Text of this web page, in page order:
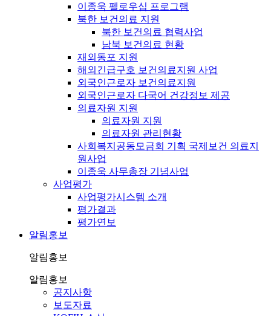
이종욱 펠로우십 프로그램
북한 보건의료 지원
북한 보건의료 협력사업
남북 보건의료 현황
재외동포 지원
해외긴급구호 보건의료지원 사업
외국인근로자 보건의료지원
외국인근로자 다국어 건강정보 제공
의료자원 지원
의료자원 지원
의료자원 관리현황
사회복지공동모금회 기획 국제보건 의료지
원사업
이종욱 사무총장 기념사업
사업평가
사업평가시스템 소개
평가결과
평가연보
알림홍보
알림홍보
알림홍보
공지사항
보도자료